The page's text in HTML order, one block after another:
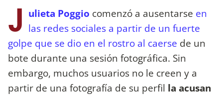
J ulieta Poggio comenzó a ausentarse en
las redes sociales a partir de un fuerte
golpe que se dio en el rostro al caerse de un
bote durante una sesión fotográfica. Sin
embargo, muchos usuarios no le creen y a
partir de una fotografía de su perfil la acusan